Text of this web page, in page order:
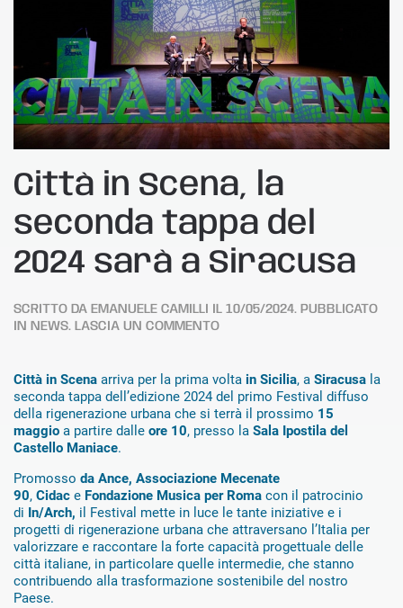
Città in Scena, la
seconda tappa del
2024 sarà a Siracusa
SCRITTO DA EMANUELE CAMILLI IL 10/05/2024. PUBBLICATO
IN NEWS. LASCIA UN COMMENTO
Città in Scena arriva per la prima volta in Sicilia, a Siracusa la
seconda tappa dell’edizione 2024 del primo Festival diffuso
della rigenerazione urbana che si terrà il prossimo 15
maggio a partire dalle ore 10, presso la Sala Ipostila del
Castello Maniace.
Promosso da Ance, Associazione Mecenate
90, Cidac e Fondazione Musica per Roma con il patrocinio
di In/Arch, il Festival mette in luce le tante iniziative e i
progetti di rigenerazione urbana che attraversano l’Italia per
valorizzare e raccontare la forte capacità progettuale delle
città italiane, in particolare quelle intermedie, che stanno
contribuendo alla trasformazione sostenibile del nostro
Paese.